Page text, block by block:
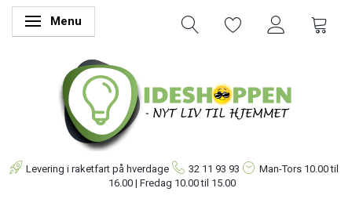
Skifte navigation
Menu
Levering i raketfart på hverdage 32 11 93 93 Man-Tors 10.00 til
16.00 | Fredag 10.00 til 15.00